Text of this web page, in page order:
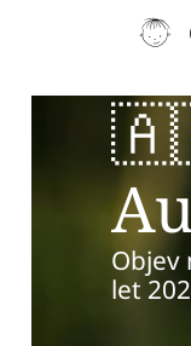
Objev
let